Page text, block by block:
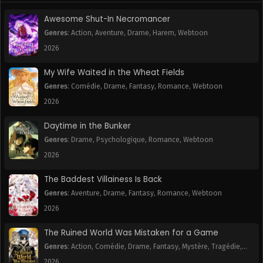
June 15, 2025 June 15, 2025
Chapitre 37
June 15, 2025
Chapitre 36
Chapitre 35
June 15, 2025
Chapitre 34
Chapitre 33
Chapitre 31
June 15, 2025
Chapitre 30
Chapitre 29
June 15, 2025
Chapitre 28
June 15, 2025
Chapitre 27
June 15, 2025
Chapitre 25 Chapitre 24
Awesome Shut-In Necromancer
Genres: Action, Aventure, Drame, Harem, Webtoon
2026
My Wife Waited in the Wheat Fields
Genres: Comédie, Drame, Fantasy, Romance, Webtoon
2026
Daytime in the Bunker
Genres: Drame, Psychologique, Romance, Webtoon
2026
The Baddest Villainess Is Back
Genres: Aventure, Drame, Fantasy, Romance, Webtoon
2026
The Ruined World Was Mistaken for a Game
Genres: Action, Comédie, Drame, Fantasy, Mystère, Tragédie,